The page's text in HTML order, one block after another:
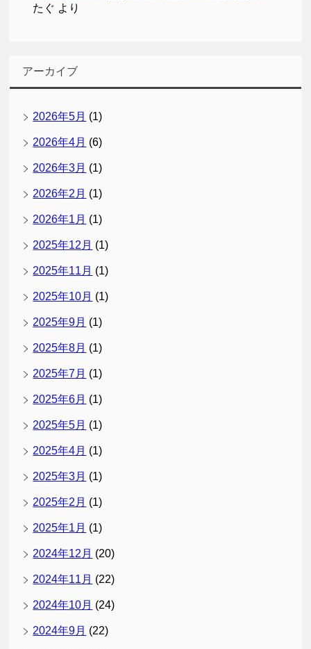
たぐ より
アーカイブ
2026年5月 (1)
2026年4月 (6)
2026年3月 (1)
2026年2月 (1)
2026年1月 (1)
2025年12月 (1)
2025年11月 (1)
2025年10月 (1)
2025年9月 (1)
2025年8月 (1)
2025年7月 (1)
2025年6月 (1)
2025年5月 (1)
2025年4月 (1)
2025年3月 (1)
2025年2月 (1)
2025年1月 (1)
2024年12月 (20)
2024年11月 (22)
2024年10月 (24)
2024年9月 (22)